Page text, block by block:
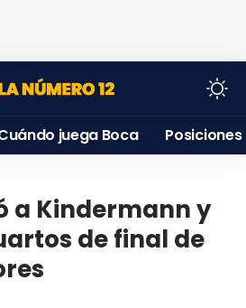
juega Boca Posiciones
a Kindermann y
de final de